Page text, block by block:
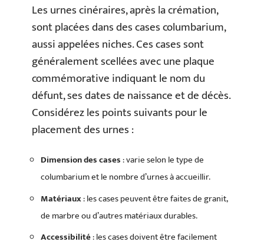
Les urnes cinéraires, après la crémation,
sont placées dans des cases columbarium,
aussi appelées niches. Ces cases sont
généralement scellées avec une plaque
commémorative indiquant le nom du
défunt, ses dates de naissance et de décès.
Considérez les points suivants pour le
placement des urnes :
Dimension des cases: varie selon le type de
columbarium et le nombre d’urnes à accueillir.
Matériaux: les cases peuvent être faites de granit,
de marbre ou d’autres matériaux durables.
Accessibilité: les cases doivent être facilement